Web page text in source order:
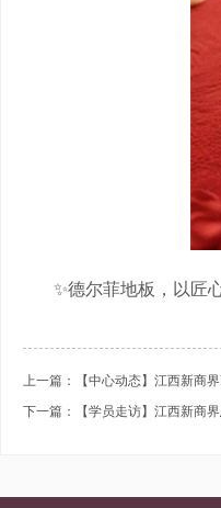
✨德尔菲地板，以匠
上一篇：【中心动态】江西新商
下一篇：【学员走访】江西新商